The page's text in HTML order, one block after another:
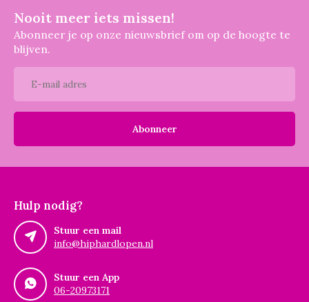
Nooit meer iets missen!
Abonneer je op onze nieuwsbrief om op de hoogte te
blijven.
Abonneer
Hulp nodig?
Stuur een mail
info@hiphardlopen.nl
Stuur een App
06-20973171